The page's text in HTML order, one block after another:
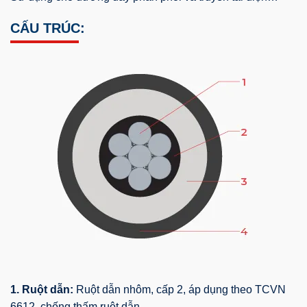
CẤU TRÚC:
1. Ruột dẫn: Ruột dẫn nhôm, cấp 2, áp dụng theo TCVN